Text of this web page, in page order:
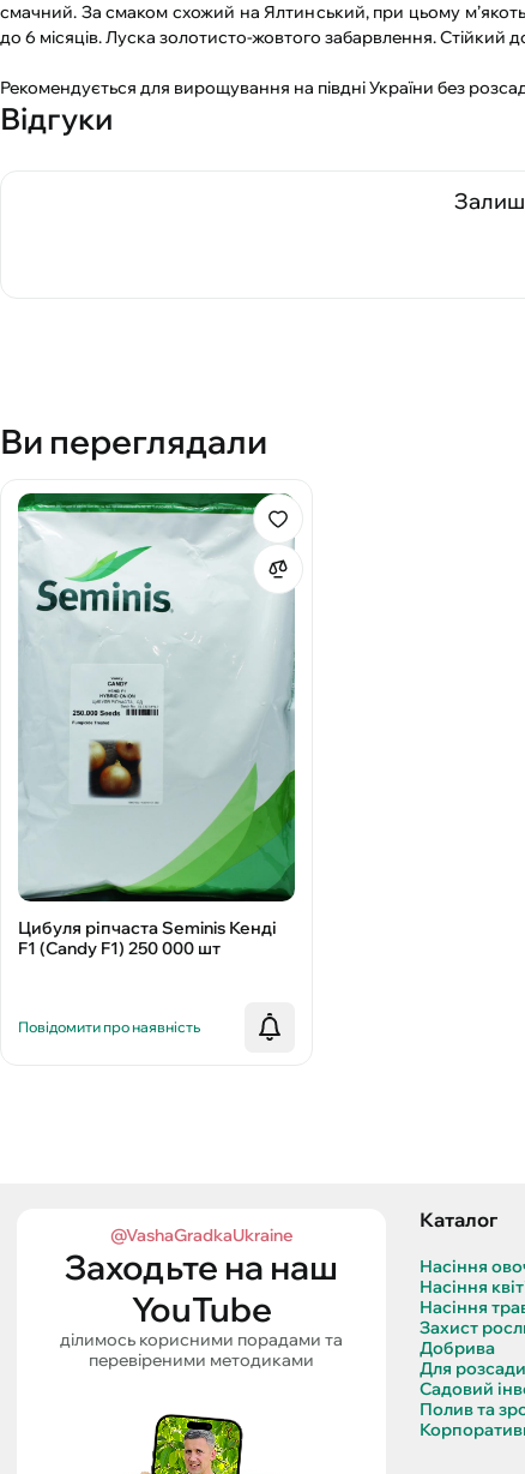
смачний. За смаком схожий на Ялтинський, при цьому
до 6 місяців. Луска золотисто-жовтого забарвлення. Стійкий
Рекомендується для вирощування на півдні України без
Відгуки
Ви переглядали
Цибуля ріпчаста Seminis Кенді
F1 (Candy F1) 250 000 шт
Повідомити про наявність
@VashaGradkaUkraine
Заходьте на наш
YouTube
ділимось корисними порадами та
перевіреними методиками
Каталог
Насіння
Насіння
Насіння
Захист
Добрива
Для
Садовий
Полив та